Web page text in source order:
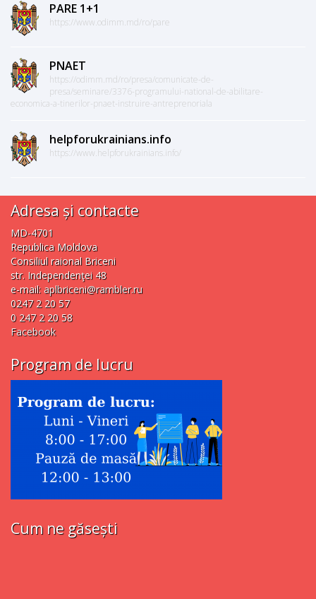
PARE 1+1
https://www.odimm.md/ro/pare
PNAET
https://odimm.md/ro/presa/comunicate-de-
presa/seminare/3376-programului-national-de-abilitare-
economica-a-tinerilor-pnaet-instruire-antreprenoriala
helpforukrainians.info
https://www.helpforukrainians.info/
Adresa și contacte
MD-4701
Republica Moldova
Consiliul raional Briceni
str. Independenţei 48
e-mail: aplbriceni@rambler.ru
0247 2 20 57
0 247 2 20 58
Facebook
Program de lucru
Cum ne găsești